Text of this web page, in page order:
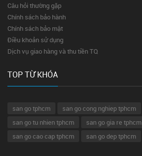
Câu hỏi thường gặp
Chính sách bảo hành
Chính sách bảo mật
Điều khoản sử dụng
Dịch vụ giao hàng và thu tiền TQ
TOP TỪ KHÓA
san go tphcm
san go cong nghiep tphcm
san go tu nhien tphcm
san go gia re tphcm
san go cao cap tphcm
san go dep tphcm